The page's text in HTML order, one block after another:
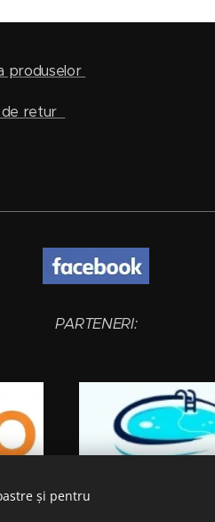
produselor
de retur
PARTENERI:
și pentru